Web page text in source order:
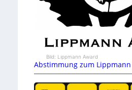
Bild: Lippmann Award
Abstimmung zum